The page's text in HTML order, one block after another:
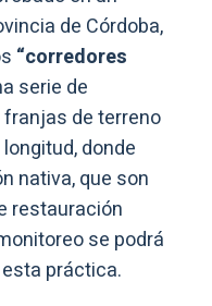
de Córdoba,
“corredores
serie de
de terreno
donde
nativa, que son
restauración
se podrá
práctica.